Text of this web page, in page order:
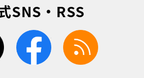
SNS・RSS
twitter facebook